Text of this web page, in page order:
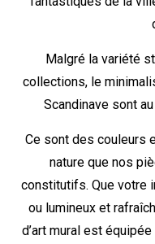
Malgré la variété
collections, le
Scandinave sont
Ce sont des couleurs
nature que nos
constitutifs. Que votre
ou lumineux et
d’art mural est